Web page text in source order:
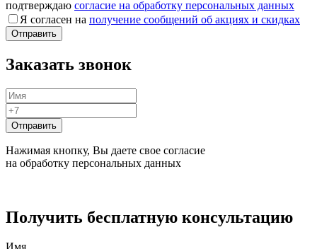
подтверждаю согласие на обработку персональных данных
Я согласен на получение сообщений об акциях и скидках
Заказать звонок
Нажимая кнопку, Вы даете свое согласие
на обработку персональных данных
Получить бесплатную консультацию